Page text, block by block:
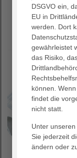
DSGVO ein,
EU in
werden. Dort
gewährleistet
das Risiko,
können.
findet die
nicht statt.
Unter unseren
Sie jederzeit
ändern oder